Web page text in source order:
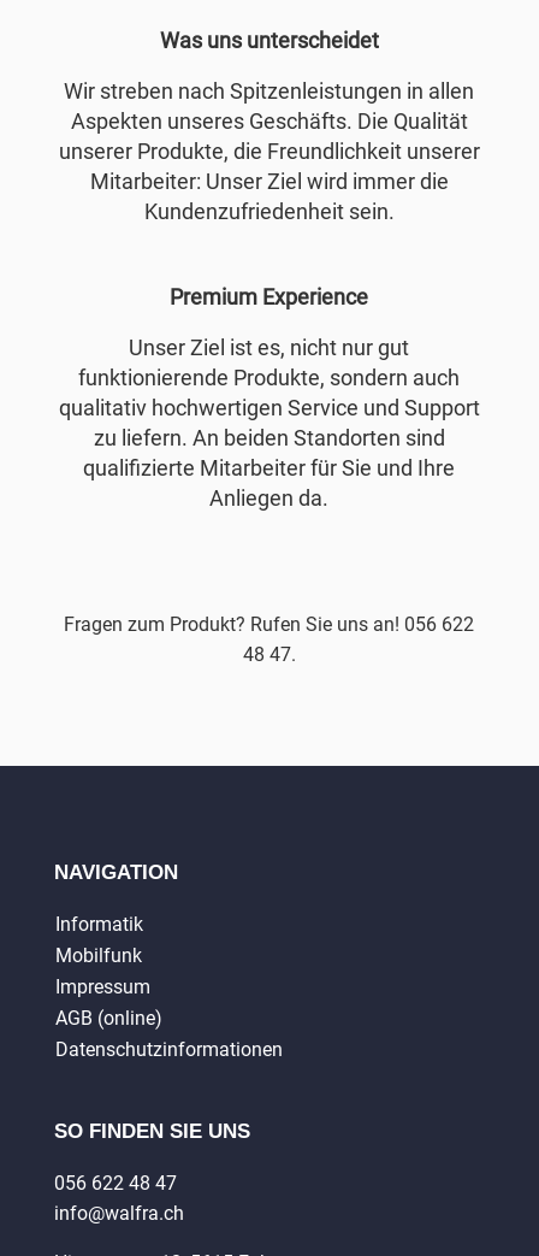
Was uns unterscheidet
Wir streben nach Spitzenleistungen in allen
Aspekten unseres Geschäfts. Die Qualität
unserer Produkte, die Freundlichkeit unserer
Mitarbeiter: Unser Ziel wird immer die
Kundenzufriedenheit sein.
Premium Experience
Unser Ziel ist es, nicht nur gut
funktionierende Produkte, sondern auch
qualitativ hochwertigen Service und Support
zu liefern. An beiden Standorten sind
qualifizierte Mitarbeiter für Sie und Ihre
Anliegen da.
Fragen zum Produkt? Rufen Sie uns an! 056 622
48 47.
NAVIGATION
Informatik
Mobilfunk
Impressum
AGB (online)
Datenschutzinformationen
SO FINDEN SIE UNS
056 622 48 47
info@walfra.ch